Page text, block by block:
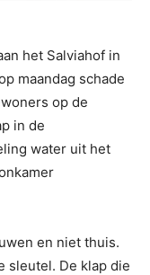
het Salviahof in
maandag schade
op de
in de
water uit het
en niet thuis.
sleutel. De klap die